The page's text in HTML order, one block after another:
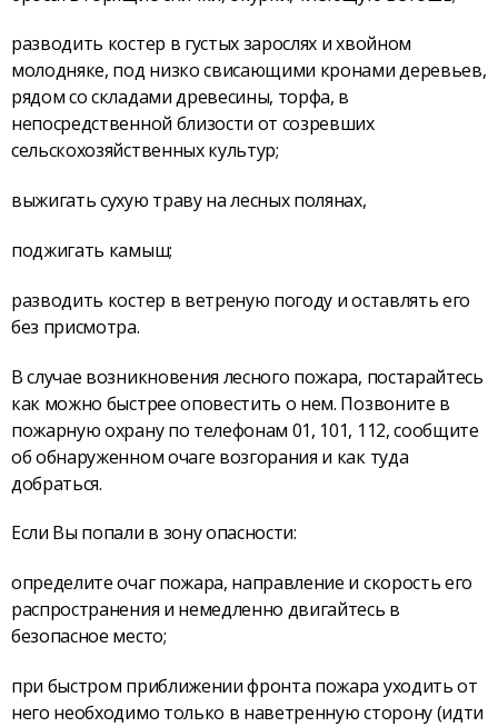
разводить костер в густых зарослях и хвойном
молодняке, под низко свисающими кронами деревьев,
рядом со складами древесины, торфа, в
непосредственной близости от созревших
сельскохозяйственных культур;
выжигать сухую траву на лесных полянах,
поджигать камыш;
разводить костер в ветреную погоду и оставлять его
без присмотра.
В случае возникновения лесного пожара, постарайтесь
как можно быстрее оповестить о нем. Позвоните в
пожарную охрану по телефонам 01, 101, 112, сообщите
об обнаруженном очаге возгорания и как туда
добраться.
Если Вы попали в зону опасности:
определите очаг пожара, направление и скорость его
распространения и немедленно двигайтесь в
безопасное место;
при быстром приближении фронта пожара уходить от
него необходимо только в наветренную сторону (идти